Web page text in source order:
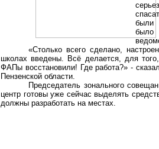
были
было
«Столько всего сделано,
школах введены. Всё делается, для
ФАПы восстановили! Где работа?» -
Пензенской области.
Председатель зонального
центр готовы уже сейчас выделять
должны разработать на местах.